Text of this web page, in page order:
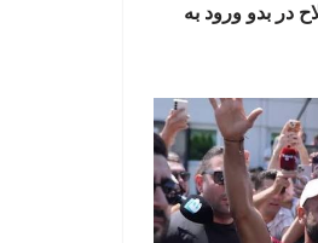
در بدو ورود به